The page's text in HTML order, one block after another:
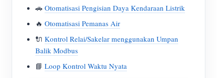
🚗 Otomatisasi Pengisian Daya Kendaraan Listrik
🔥 Otomatisasi Pemanas Air
🔌 Kontrol Relai/Sakelar menggunakan Umpan
Balik Modbus
📘 Loop Kontrol Waktu Nyata